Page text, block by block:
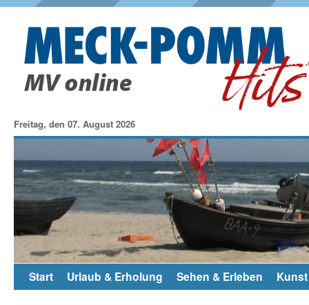
Freitag, den 07. August 2026
Start Urlaub & Erholung Sehen & Erleben